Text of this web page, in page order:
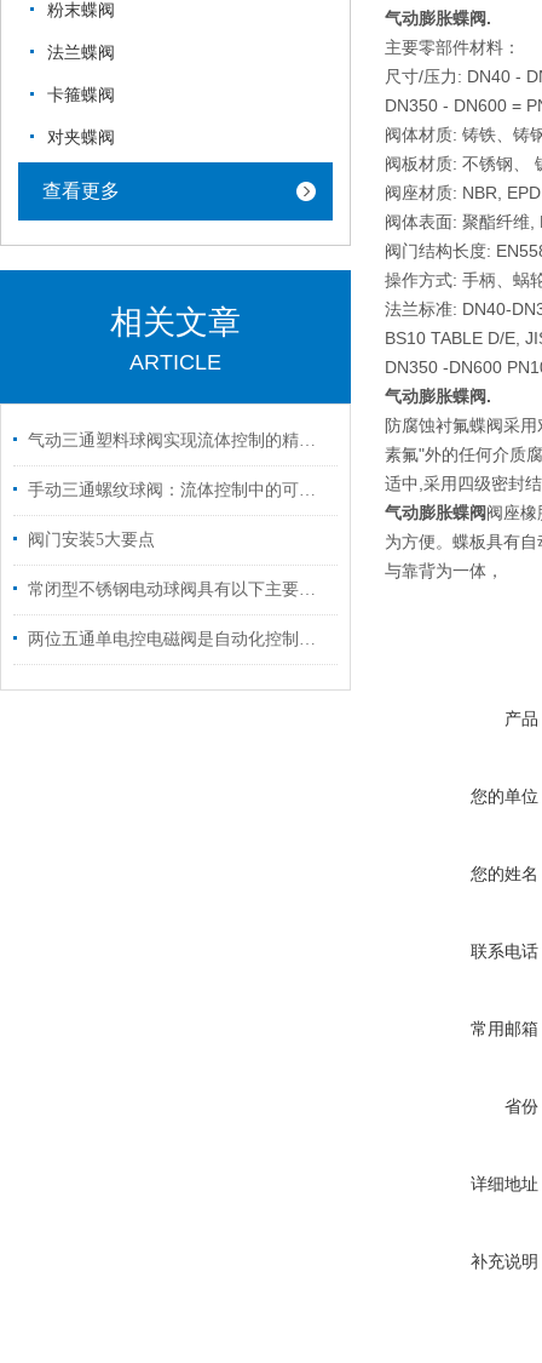
气动膨胀蝶阀.
主要零部件材料：
尺寸/压力: DN40 -
DN350 - DN600 =
阀体材质: 铸铁、铸
阀板材质: 不锈钢、
阀座材质: NBR,
阀体表面: 聚酯纤维
阀门结构长度:
操作方式: 手柄、蜗
法兰标准: DN40-
BS10 TABLE D/E,
DN350 -DN600
气动膨胀蝶阀.
防腐蚀衬氟蝶阀采
素氟"外的任何介质
适中,采用四级密封
气动膨胀蝶阀阀座
为方便。蝶板具有
与靠背为一体，
产品
您的单位
您的姓名
联系电话
常用邮箱
省份
详细地址
补充说明
粉末蝶阀
法兰蝶阀
卡箍蝶阀
对夹蝶阀
查看更多
相关文章
ARTICLE
气动三通塑料球阀实现流体控制的精准分配
手动三通螺纹球阀：流体控制中的可靠枢纽
阀门安装5大要点
常闭型不锈钢电动球阀具有以下主要特点
两位五通单电控电磁阀是自动化控制的灵动开关